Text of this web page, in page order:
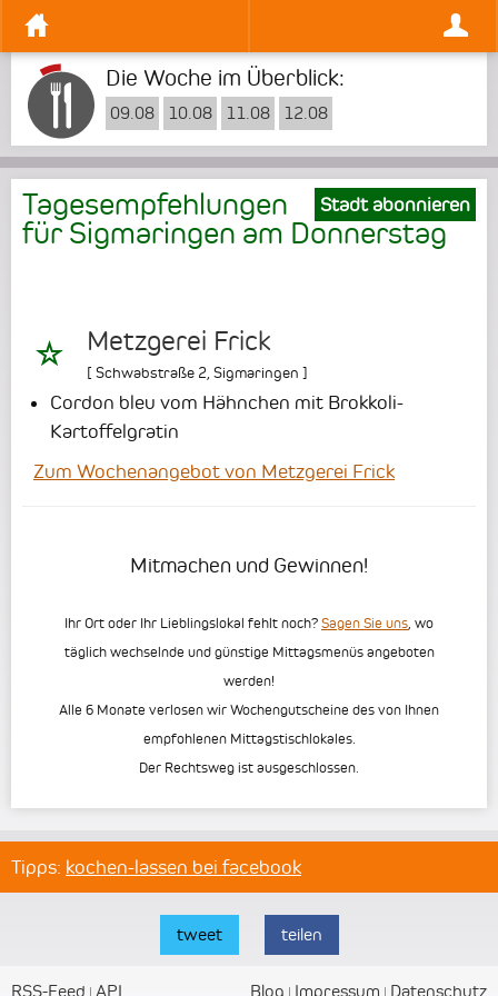
Die Woche im Überblick:
09.08 10.08 11.08 12.08
Stadt abonnieren
Tagesempfehlungen
für Sigmaringen am Donnerstag
Metzgerei Frick
[ Schwabstraße 2,Sigmaringen ]
Cordon bleu vom Hähnchen mit Brokkoli-
Kartoffelgratin
Zum Wochenangebot von Metzgerei Frick
Mitmachen und Gewinnen!
Ihr Ort oder Ihr Lieblingslokal fehlt noch? Sagen Sie uns , wo
täglich wechselnde und günstige Mittagsmenüs angeboten
werden!
Alle 6 Monate verlosen wir Wochengutscheine des von Ihnen
empfohlenen Mittagstischlokales.
Der Rechtsweg ist ausgeschlossen.
Tipps: kochen-lassen bei facebook
tweet teilen
RSS-Feed | API Blog | Impressum | Datenschutz